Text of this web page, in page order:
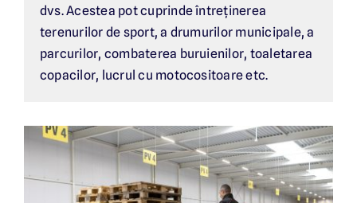
dvs. Acestea pot cuprinde întreținerea
terenurilor de sport, a drumurilor municipale, a
parcurilor, combaterea buruienilor, toaletarea
copacilor, lucrul cu motocositoare etc.